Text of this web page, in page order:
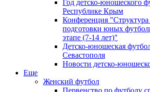
Год детско-юношеского
Республике Крым
Конференция
подготовки юных
этапе (7-14 лет)"
Детско-юношеская
Севастополя
Новости детско-
Еще
Женский футбол
Первенство по футболу